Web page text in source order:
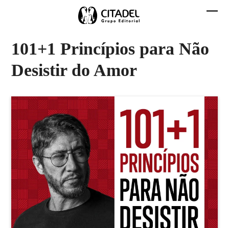
101+1 Princípios para Não
Desistir do Amor